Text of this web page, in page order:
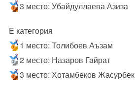
3 место: Убайдуллаева Азиза
E категория
1 место: Толибоев Аъзам
2 место: Назаров Гайрат
3 место: Хотамбеков Жасурбек